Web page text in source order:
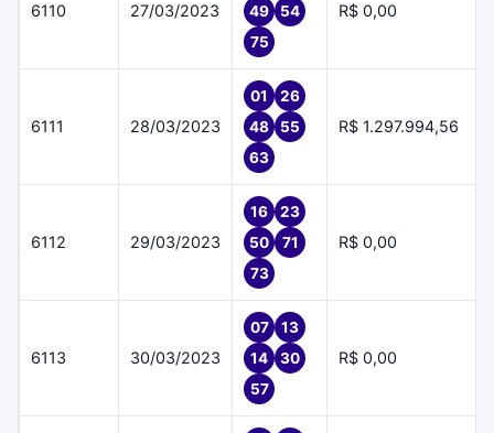
6110 27/03/2023
49
54
75
R$ 0,00
6111 28/03/2023
01
26
48
55
63
R$ 1.297.994,56
6112 29/03/2023
16
23
50
71
73
R$ 0,00
6113 30/03/2023
07
13
14
30
57
R$ 0,00